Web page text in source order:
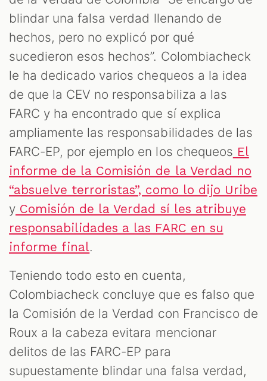
blindar una falsa verdad llenando de
hechos, pero no explicó por qué
sucedieron esos hechos”. Colombiacheck
le ha dedicado varios chequeos a la idea
de que la CEV no responsabiliza a las
FARC y ha encontrado que sí explica
ampliamente las responsabilidades de las
FARC-EP, por ejemplo en los chequeos El
informe de la Comisión de la Verdad no
“absuelve terroristas”, como lo dijo Uribe
y Comisión de la Verdad sí les atribuye
responsabilidades a las FARC en su
informe final.
Teniendo todo esto en cuenta,
Colombiacheck concluye que es falso que
la Comisión de la Verdad con Francisco de
Roux a la cabeza evitara mencionar
delitos de las FARC-EP para
supuestamente blindar una falsa verdad,